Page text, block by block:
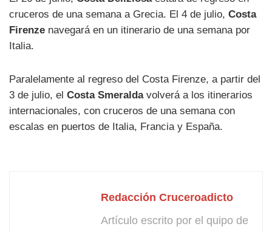
cruceros de una semana a Grecia. El 4 de julio, Costa
Firenze navegará en un itinerario de una semana por
Italia.
Paralelamente al regreso del Costa Firenze, a partir del
3 de julio, el Costa Smeraldavolverá a los itinerarios
internacionales, con cruceros de una semana con
escalas en puertos de Italia, Francia y España.
Redacción Cruceroadicto
Artículo escrito por el quipo de